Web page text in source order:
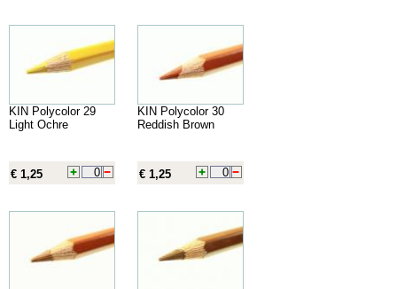
KIN Polycolor 29
Light Ochre
€ 1,25
KIN Polycolor 30
Reddish Brown
€ 1,25